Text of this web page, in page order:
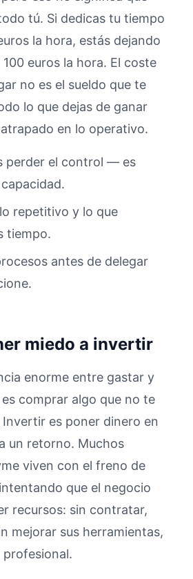
tú. Si dedicas tu tiempo
la hora, estás dejando
euros la hora. El coste
no es el sueldo que te
lo que dejas de ganar
en lo operativo.
perder el control — es
repetitivo y lo que
tiempo.
antes de delegar
miedo a invertir
enorme entre gastar y
comprar algo que no te
Invertir es poner dinero en
un retorno. Muchos
viven con el freno de
que el negocio
recursos: sin contratar,
mejorar sus herramientas,
profesional.